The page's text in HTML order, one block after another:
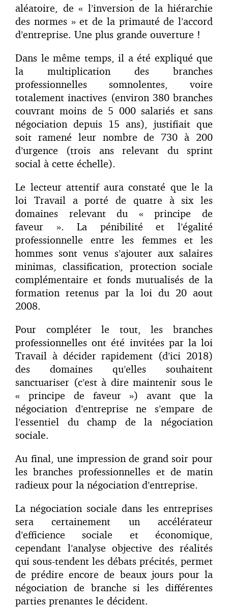
aléatoire, de « l’inversion de la hiérarchie
des normes » et de la primauté de l’accord
d’entreprise. Une plus grande ouverture !
Dans le même temps, il a été expliqué que
la multiplication des branches
professionnelles somnolentes, voire
totalement inactives (environ 380 branches
couvrant moins de 5 000 salariés et sans
négociation depuis 15 ans), justifiait que
soit ramené leur nombre de 730 à 200
d’urgence (trois ans relevant du sprint
social à cette échelle).
Le lecteur attentif aura constaté que le la
loi Travail a porté de quatre à six les
domaines relevant du « principe de
faveur ». La pénibilité et l’égalité
professionnelle entre les femmes et les
hommes sont venus s’ajouter aux salaires
minimas, classification, protection sociale
complémentaire et fonds mutualisés de la
formation retenus par la loi du 20 aout
2008.
Pour compléter le tout, les branches
professionnelles ont été invitées par la loi
Travail à décider rapidement (d’ici 2018)
des domaines qu’elles souhaitent
sanctuariser (c’est à dire maintenir sous le
« principe de faveur ») avant que la
négociation d’entreprise ne s’empare de
l’essentiel du champ de la négociation
sociale.
Au final, une impression de grand soir pour
les branches professionnelles et de matin
radieux pour la négociation d’entreprise.
La négociation sociale dans les entreprises
sera certainement un accélérateur
d’efficience sociale et économique,
cependant l’analyse objective des réalités
qui sous-tendent les débats précités, permet
de prédire encore de beaux jours pour la
négociation de branche si les différentes
parties prenantes le décident.